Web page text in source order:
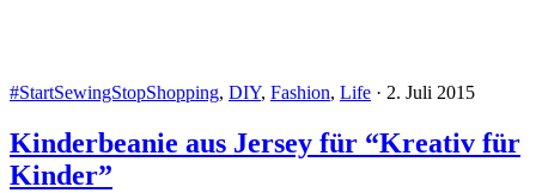
#StartSewingStopShopping, DIY, Fashion, Life · 2. Juli 2015
Kinderbeanie aus Jersey für “Kreativ für
Kinder”